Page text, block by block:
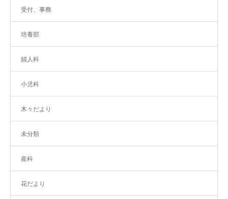
受付、事務
培養部
婦人科
小児科
木々だより
未分類
産科
花だより